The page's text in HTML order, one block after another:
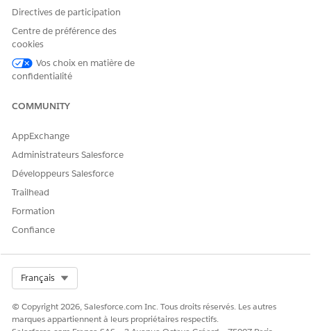
Directives de participation
Centre de préférence des
cookies
Vos choix en matière de
confidentialité
COMMUNITY
AppExchange
Administrateurs Salesforce
Développeurs Salesforce
Trailhead
Formation
Confiance
Français
© Copyright 2026, Salesforce.com Inc. Tous droits réservés. Les autres
marques appartiennent à leurs propriétaires respectifs.